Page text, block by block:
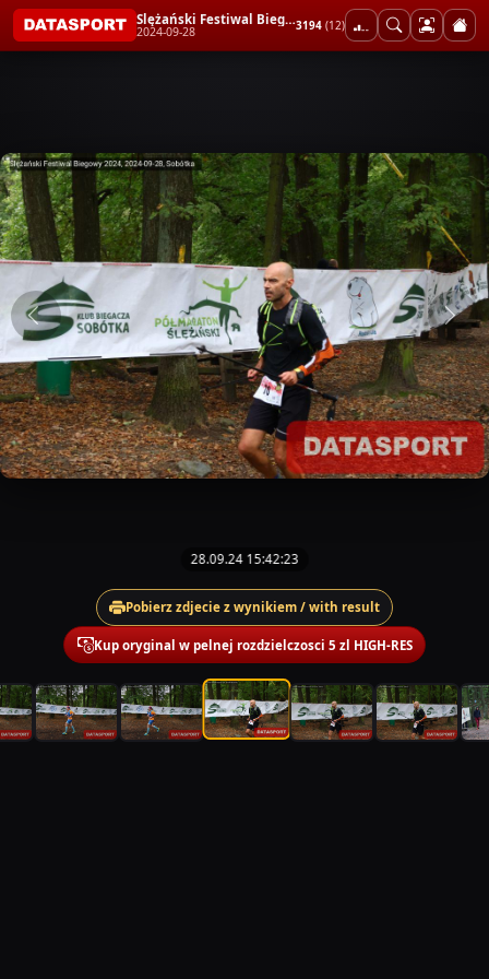
Ślężański Festiwal Biegowy 2024
2024-09-28 3194 (12)
28.09.24 15:42:23
Pobierz zdjecie z wynikiem / with result
Kup oryginal w pelnej rozdzielczosci 5 zl HIGH-RES